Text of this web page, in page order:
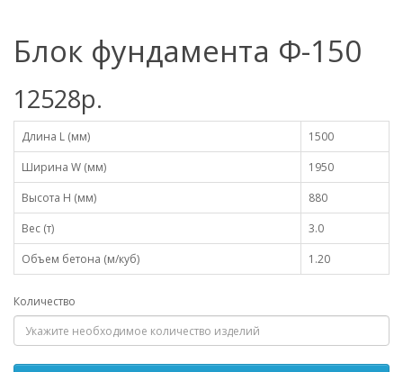
Блок фундамента Ф-150
12528р.
Длина L (мм)
1500
Ширина W (мм)
1950
Высота H (мм)
880
Вес (т)
3.0
Объем бетона (м/куб)
1.20
Количество